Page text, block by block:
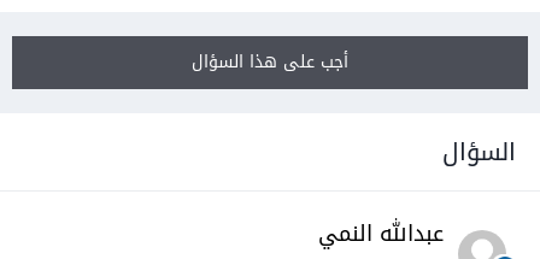
أجب على هذا السؤال
السؤال
عبدالله النمي